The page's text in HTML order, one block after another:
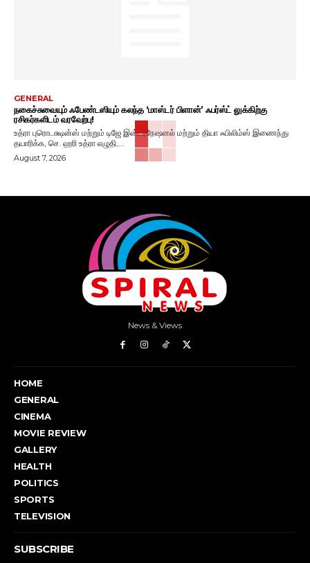
GENERAL
நகைச்சுவையும் ஃபேண்டஸியும் கலந்த ‘மாஸ்டர் பிளான்’ ஃபர்ஸ்ட் லுக்கிற்கு
ரசிகர்களிடம் வரவேற்பு!
உத்ரா புரொடக்ஷன்ஸ் மற்றும் டிஜே இன்டர்நேஷனல் மற்றும் தியா ஃபிலிம்ஸ் இணைந்து
தயாரிக்க, செ. ஹரி உத்ரா எழுதி,...
August 7, 2026
News & Views
HOME
GENERAL
CINEMA
MOVIE REVIEW
GALLERY
HEALTH
POLITICS
SPORTS
TELEVISION
SUBSCRIBE